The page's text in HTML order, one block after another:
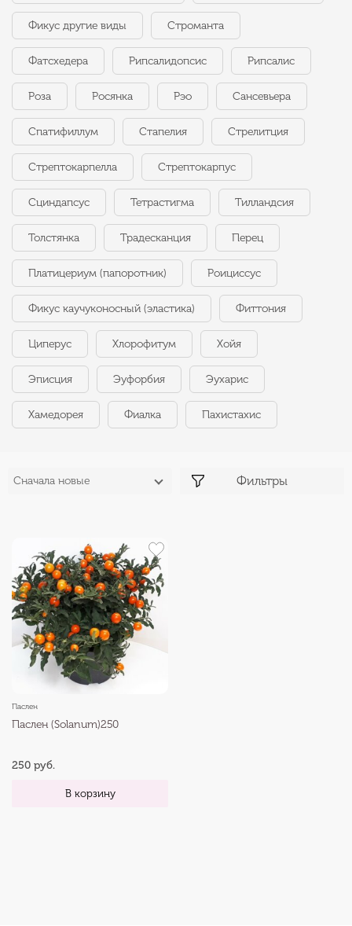
Фикус другие виды Строманта
Фатсхедера Рипсалидопсис Рипсалис
Роза Росянка Рэо Сансевьера
Спатифиллум Стапелия Стрелитция
Стрептокарпелла Стрептокарпус
Сциндапсус Тетрастигма Тилландсия
Толстянка Традесканция Перец
Платицериум (папоротник) Роициссус
Фикус каучуконосный (эластика) Фиттония
Циперус Хлорофитум Хойя
Эписция Эуфорбия Эухарис
Хамедорея Фиалка Пахистахис
Сначала новые Фильтры
Паслен
Паслен (Solanum)250
250 руб.
В корзину